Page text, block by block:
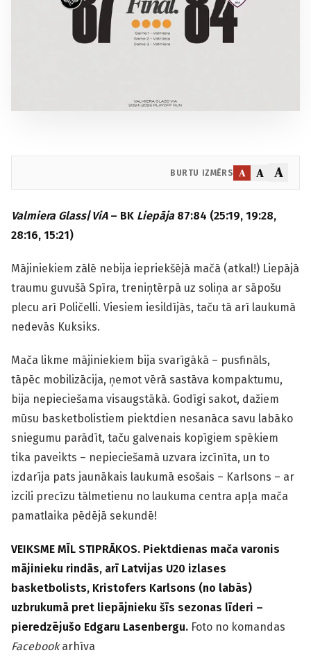
BURTU IZMĒRS A A A
Valmiera Glass/ViA– BK Liepāja87:84 (25:19, 19:28,
28:16, 15:21)
Mājiniekiem zālē nebija iepriekšējā mačā (atkal!) Liepājā
traumu guvušā Spīra, treniņtērpā uz soliņa ar sāpošu
plecu arī Poličelli. Viesiem iesildījās, taču tā arī laukumā
nedevās Kuksiks.
Mača likme mājiniekiem bija svarīgākā – pusfināls,
tāpēc mobilizācija, ņemot vērā sastāva kompaktumu,
bija nepieciešama visaugstākā. Godīgi sakot, dažiem
mūsu basketbolistiem piektdien nesanāca savu labāko
sniegumu parādīt, taču galvenais kopīgiem spēkiem
tika paveikts – nepieciešamā uzvara izcīnīta, un to
izdarīja pats jaunākais laukumā esošais – Karlsons – ar
izcili precīzu tālmetienu no laukuma centra apļa mača
pamatlaika pēdējā sekundē!
VEIKSME MĪL STIPRĀKOS. Piektdienas mača varonis
mājinieku rindās, arī Latvijas U20 izlases
basketbolists, Kristofers Karlsons (no labās)
uzbrukumā pret liepājnieku šīs sezonas līderi –
pieredzējušo Edgaru Lasenbergu. Foto no komandas
Facebookarhīva